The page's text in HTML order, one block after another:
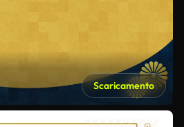
Scaricamento